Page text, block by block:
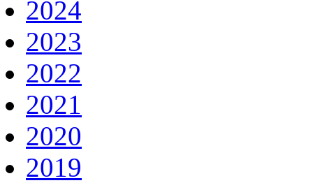
2024
2023
2022
2021
2020
2019